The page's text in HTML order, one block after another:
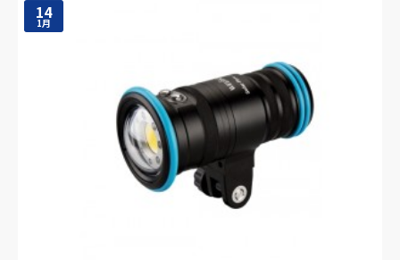
14
1月